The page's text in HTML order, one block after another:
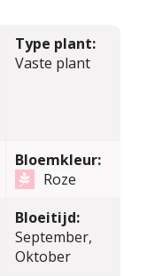
Type plant:
Vaste plant
Bloemkleur:
Roze
Bloeitijd:
September,
Oktober